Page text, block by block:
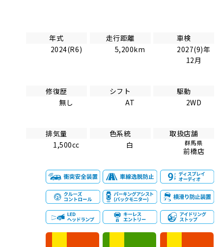
年式
2024(R6)
走行距離
5,200km
車検
2027(9)年
12月
修復歴
無し
シフト
AT
駆動
2WD
排気量
1,500cc
色系統
白
取扱店舗
群馬県
前橋店